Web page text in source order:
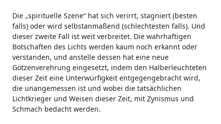
Die „spirituelle Szene“ hat sich verirrt, stagniert (besten
falls) oder wird selbstanmaßend (schlechtesten falls). Und
dieser zweite Fall ist weit verbreitet. Die wahrhaftigen
Botschaften des Lichts werden kaum noch erkannt oder
verstanden, und anstelle dessen hat eine neue
Götzenverehrung eingesetzt, indem den Halberleuchteten
dieser Zeit eine Unterwürfigkeit entgegengebracht wird,
die unangemessen ist und wobei die tatsächlichen
Lichtkrieger und Weisen dieser Zeit, mit Zynismus und
Schmach bedacht werden.